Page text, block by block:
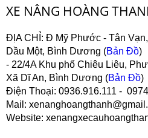
XE NÂNG HOÀNG
ĐỊA CHỈ: Đ Mỹ Phước - Tân
Dầu Một, Bình Dương (Bản Đồ)
- 22/4A Khu phố Chiêu Liêu,
Xã Dĩ An, Bình Dương (Bản Đồ)
Điện Thoại: 0936.916.111 -
Mail :
Website: